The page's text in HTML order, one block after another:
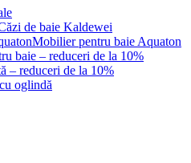
de baie Kaldewei
Mobilier pentru baie Aquaton
baie – reduceri de la 10%
– reduceri de la 10%
oglindă